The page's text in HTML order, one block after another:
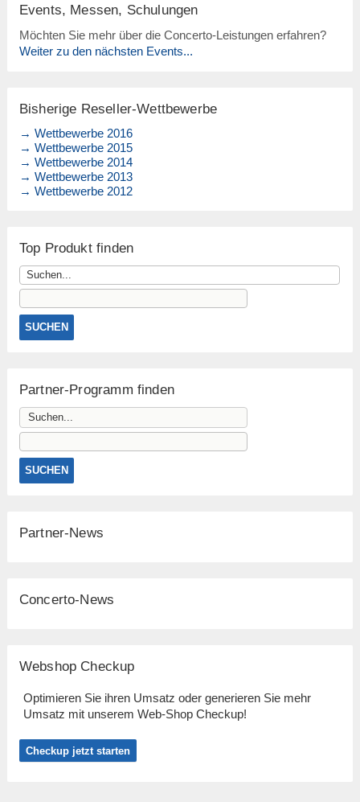
Events, Messen, Schulungen
Möchten Sie mehr über die Concerto-Leistungen erfahren?
Weiter zu den nächsten Events...
Bisherige Reseller-Wettbewerbe
→ Wettbewerbe 2016
→ Wettbewerbe 2015
→ Wettbewerbe 2014
→ Wettbewerbe 2013
→ Wettbewerbe 2012
Top Produkt finden
Partner-Programm finden
Partner-News
Concerto-News
Webshop Checkup
Optimieren Sie ihren Umsatz oder generieren Sie mehr
Umsatz mit unserem Web-Shop Checkup!
Checkup jetzt starten